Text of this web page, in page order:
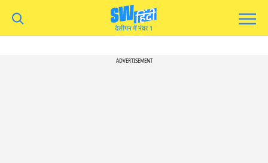
ADVERTISEMENT